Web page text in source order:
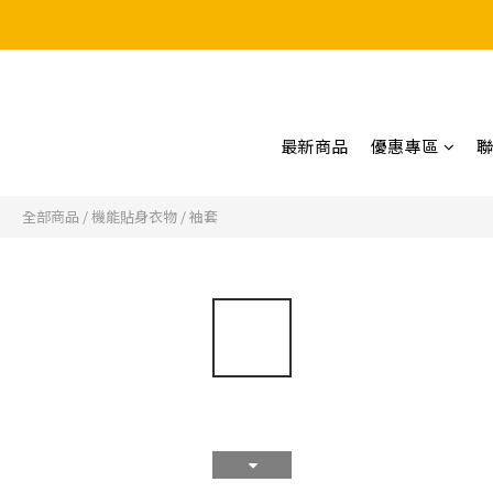
最新商品 優惠專區
全部商品 /機能貼身衣物 /袖套